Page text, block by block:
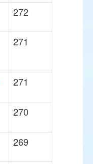
272
271
271
270
269